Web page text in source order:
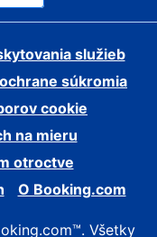
služieb
súkromia
cookie
na mieru
otroctve
O Booking.com
Všetky